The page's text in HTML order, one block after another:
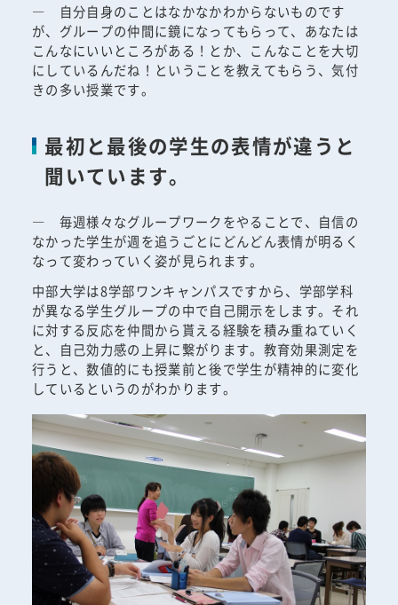
― 自分自身のことはなかなかわからないものです
が、グループの仲間に鏡になってもらって、あなたは
こんなにいいところがある！とか、こんなことを大切
にしているんだね！ということを教えてもらう、気付
きの多い授業です。
最初と最後の学生の表情が違うと
聞いています。
― 毎週様々なグループワークをやることで、自信の
なかった学生が週を追うごとにどんどん表情が明るく
なって変わっていく姿が見られます。
中部大学は8学部ワンキャンパスですから、学部学科
が異なる学生グループの中で自己開示をします。それ
に対する反応を仲間から貰える経験を積み重ねていく
と、自己効力感の上昇に繋がります。教育効果測定を
行うと、数値的にも授業前と後で学生が精神的に変化
しているというのがわかります。